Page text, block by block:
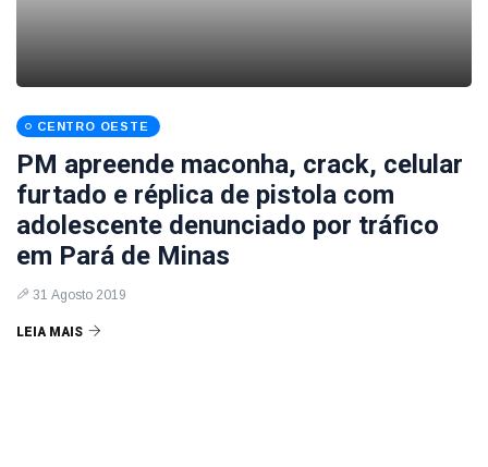
CENTRO OESTE
PM apreende maconha, crack, celular
furtado e réplica de pistola com
adolescente denunciado por tráfico
em Pará de Minas
31 Agosto 2019
LEIA MAIS